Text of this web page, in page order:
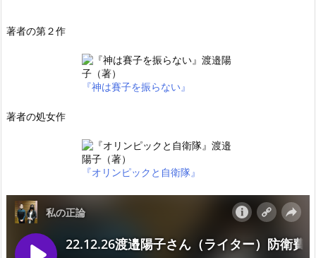
著者の第２作
『神は賽子を振らない』
著者の処女作
『オリンピックと自衛隊』